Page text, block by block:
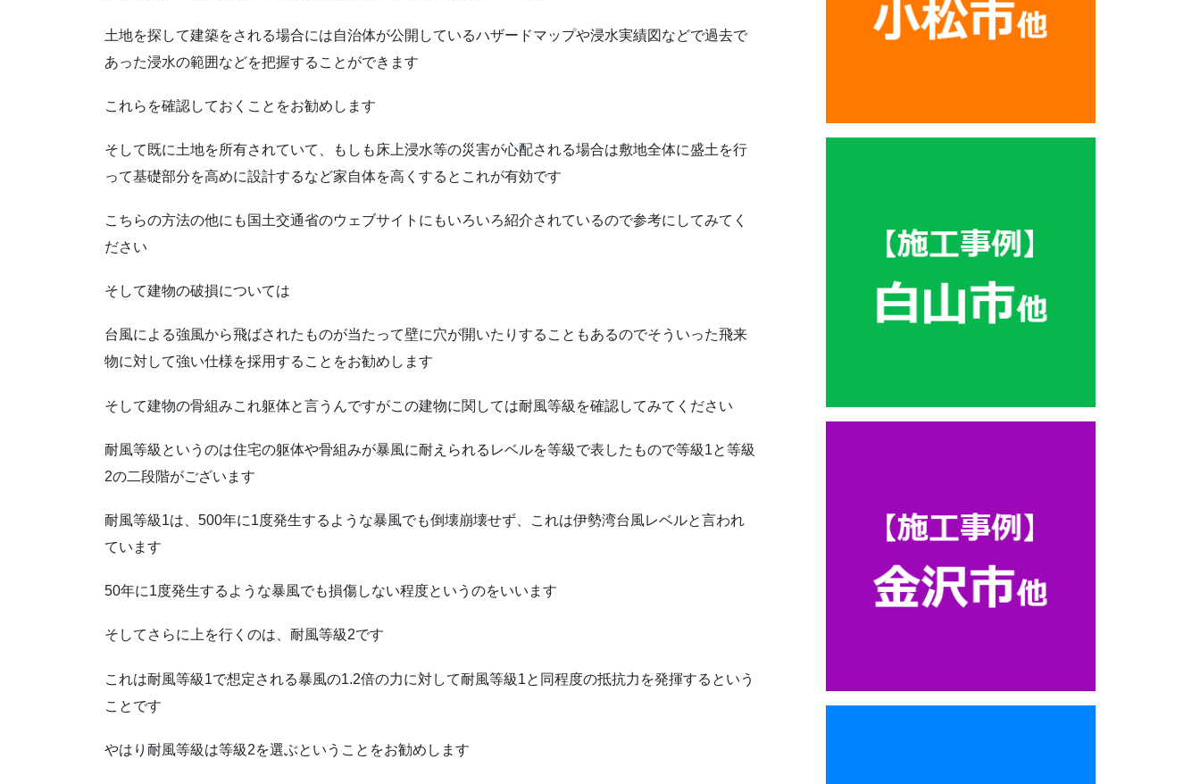
土地を探して建築をされる場合には自治体が公開しているハザードマップや浸水実績図などで過去で
あった浸水の範囲などを把握することができます
これらを確認しておくことをお勧めします
そして既に土地を所有されていて、もしも床上浸水等の災害が心配される場合は敷地全体に盛土を行
って基礎部分を高めに設計するなど家自体を高くするとこれが有効です
こちらの方法の他にも国土交通省のウェブサイトにもいろいろ紹介されているので参考にしてみてく
ださい
そして建物の破損については
台風による強風から飛ばされたものが当たって壁に穴が開いたりすることもあるのでそういった飛来
物に対して強い仕様を採用することをお勧めします
そして建物の骨組みこれ躯体と言うんですがこの建物に関しては耐風等級を確認してみてください
耐風等級というのは住宅の躯体や骨組みが暴風に耐えられるレベルを等級で表したもので等級1と等級
2の二段階がございます
耐風等級1は、500年に1度発生するような暴風でも倒壊崩壊せず、これは伊勢湾台風レベルと言われ
ています
50年に1度発生するような暴風でも損傷しない程度というのをいいます
そしてさらに上を行くのは、耐風等級2です
これは耐風等級1で想定される暴風の1.2倍の力に対して耐風等級1と同程度の抵抗力を発揮するという
ことです
やはり耐風等級は等級2を選ぶということをお勧めします